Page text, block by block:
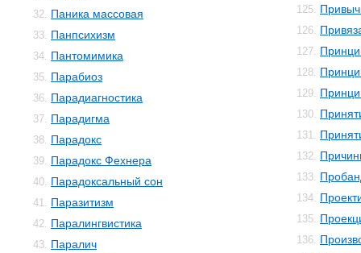
32. Паника массовая
33. Панпсихизм
34. Пантомимика
35. Парабиоз
36. Парадиагностика
37. Парадигма
38. Парадокс
39. Парадокс Фехнера
40. Парадоксальный сон
41. Паразитизм
42. Паралингвистика
43. Паралич
125.
126.
127.
128.
129.
130.
131.
132.
133.
134.
135.
136.